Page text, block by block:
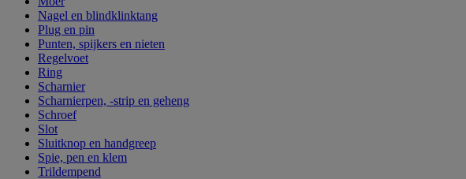
Nagel en blindklinktang
Plug en pin
Punten, spijkers en nieten
Regelvoet
Ring
Scharnier
Scharnierpen, -strip en geheng
Schroef
Slot
Sluitknop en handgreep
Spie, pen en klem
Trildempend